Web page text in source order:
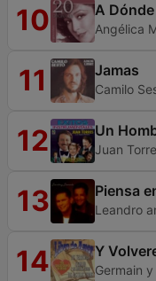
10 A
Angélica
11 Jamas
Camilo
12 Un
Juan
13 Piensa
Leandro
14 Y
Germain